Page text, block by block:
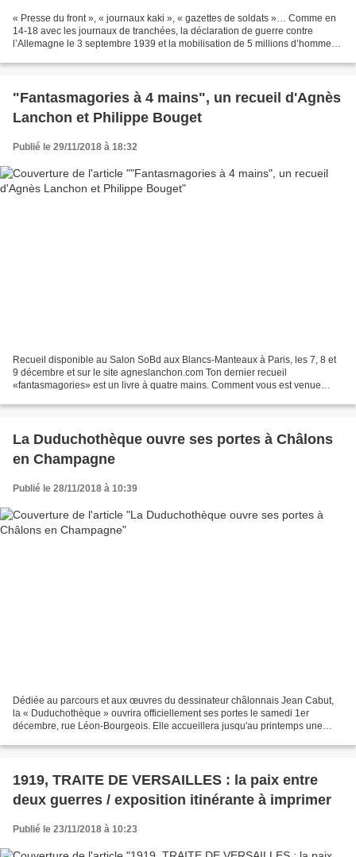
« Presse du front », « journaux kaki », « gazettes de soldats »… Comme en
14-18 avec les journaux de tranchées, la déclaration de guerre contre
l’Allemagne le 3 septembre 1939 et la mobilisation de 5 millions d’hommes
"Fantasmagories à 4 mains", un recueil d'Agnès
Lanchon et Philippe Bouget
Publié le 29/11/2018 à 18:32
Recueil disponible au Salon SoBd aux Blancs-Manteaux à Paris, les 7, 8 et
9 décembre et sur le site agneslanchon.com Ton dernier recueil
«fantasmagories» est un livre à quatre mains. Comment vous est venue
La Duduchothèque ouvre ses portes à Châlons
en Champagne
Publié le 28/11/2018 à 10:39
Dédiée au parcours et aux œuvres du dessinateur châlonnais Jean Cabut,
la « Duduchothèque » ouvrira officiellement ses portes le samedi 1er
décembre, rue Léon-Bourgeois. Elle accueillera jusqu'au printemps une
1919, TRAITE DE VERSAILLES : la paix entre
deux guerres / exposition itinérante à imprimer
Publié le 23/11/2018 à 10:23